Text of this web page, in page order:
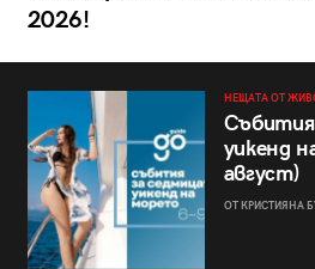
2026!
НЕЩАТА ОТ
уикенд
август)
ОТ КРИСТИЯНА